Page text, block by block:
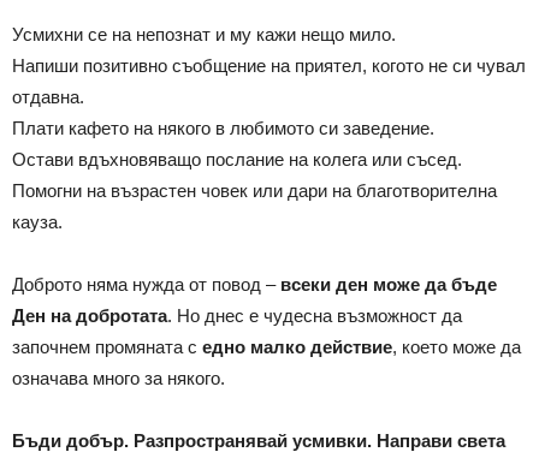
Усмихни се на непознат и му кажи нещо мило.
Напиши позитивно съобщение на приятел, когото не си чувал
отдавна.
Плати кафето на някого в любимото си заведение.
Остави вдъхновяващо послание на колега или съсед.
Помогни на възрастен човек или дари на благотворителна
кауза.
Доброто няма нужда от повод – всеки ден може да бъде
Ден на добротата. Но днес е чудесна възможност да
започнем промяната с едно малко действие, което може да
означава много за някого.
Бъди добър. Разпространявай усмивки. Направи света